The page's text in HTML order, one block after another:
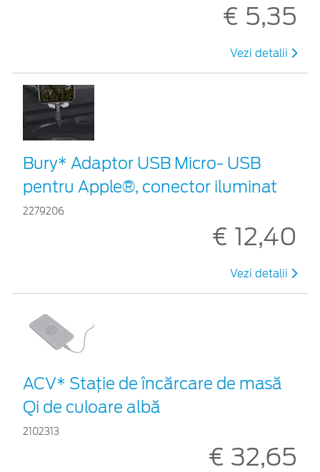
€ 5,35
Vezi detalii
Bury* Adaptor USB Micro- USB
pentru Apple®, conector iluminat
2279206
€ 12,40
Vezi detalii
ACV* Stație de încărcare de masă
Qi de culoare albă
2102313
€ 32,65